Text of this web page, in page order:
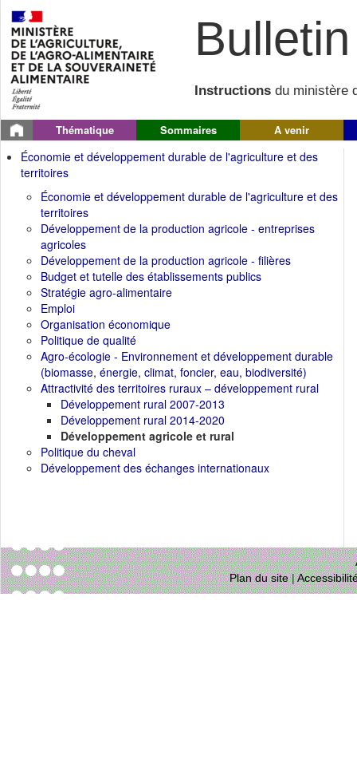
Instructions du ministère
Thématique Sommaires A venir
Économie et développement durable de l'agriculture et des
territoires
Économie et développement durable de l'agriculture et des
territoires
Développement de la production agricole - entreprises
agricoles
Développement de la production agricole - filières
Budget et tutelle des établissements publics
Stratégie agro-alimentaire
Emploi
Organisation économique
Politique de qualité
Agro-écologie - Environnement et développement durable
(biomasse, énergie, climat, foncier, eau, biodiversité)
Attractivité des territoires ruraux – développement rural
Développement rural 2007-2013
Développement rural 2014-2020
Développement agricole et rural
Politique du cheval
Développement des échanges internationaux
Plan du site|